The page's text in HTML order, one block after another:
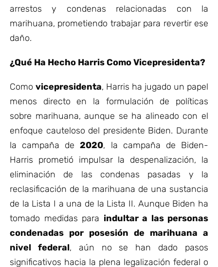
arrestos y condenas relacionadas con la
marihuana, prometiendo trabajar para revertir ese
daño.
¿Qué Ha Hecho Harris Como Vicepresidenta?
Como vicepresidenta, Harris ha jugado un papel
menos directo en la formulación de políticas
sobre marihuana, aunque se ha alineado con el
enfoque cauteloso del presidente Biden. Durante
la campaña de2020, la campaña de Biden-
Harris prometió impulsar la despenalización, la
eliminación de las condenas pasadas y la
reclasificación de la marihuana de una sustancia
de la Lista I a una de la Lista II. Aunque Biden ha
tomado medidas para indultar a las personas
condenadas por posesión de marihuana a
nivel federal, aún no se han dado pasos
significativos hacia la plena legalización federal o